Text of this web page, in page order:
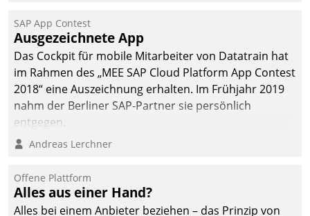
SAP App Contest
Ausgezeichnete App
Das Cockpit für mobile Mitarbeiter von Datatrain hat
im Rahmen des „MEE SAP Cloud Platform App Contest
2018“ eine Auszeichnung erhalten. Im Frühjahr 2019
nahm der Berliner SAP-Partner sie persönlich
entgegen.
Andreas Lerchner
Offene Plattform
Alles aus einer Hand?
Alles bei einem Anbieter beziehen – das Prinzip von